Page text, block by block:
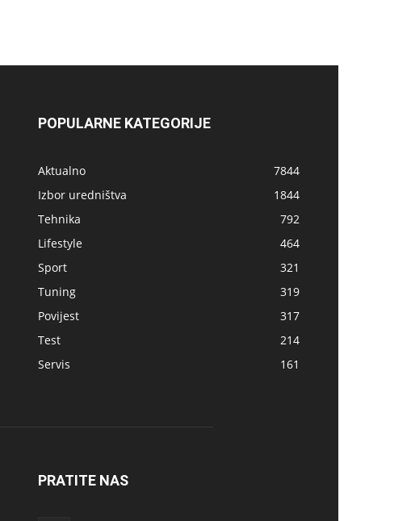
POPULARNE KATEGORIJE
Aktualno
7844
Izbor uredništva
1844
Tehnika
792
Lifestyle
464
Sport
321
Tuning
319
Povijest
317
Test
214
Servis
161
PRATITE NAS